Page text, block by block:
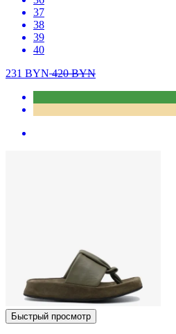
37
38
39
40
231 BYN420BYN
Быстрый просмотр